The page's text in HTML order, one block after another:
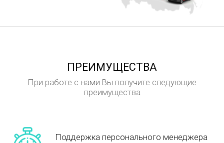
ПРЕИМУЩЕСТВА
При работе с нами Вы получите следующие
преимущества
Поддержка персонального менеджера